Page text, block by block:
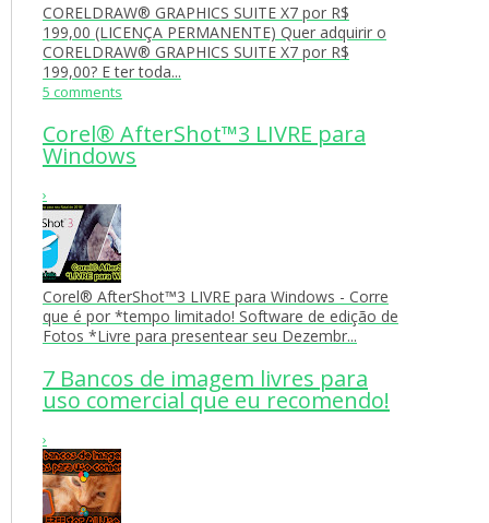
CORELDRAW® GRAPHICS SUITE X7 por R$
199,00 (LICENÇA PERMANENTE) Quer adquirir o
CORELDRAW® GRAPHICS SUITE X7 por R$
199,00? E ter toda...
5 comments
Corel® AfterShot™3 LIVRE para
Windows
›
Corel® AfterShot™3 LIVRE para Windows - Corre
que é por *tempo limitado! Software de edição de
Fotos *Livre para presentear seu Dezembr...
7 Bancos de imagem livres para
uso comercial que eu recomendo!
›